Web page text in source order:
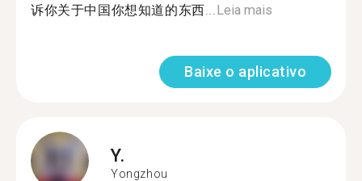
诉你关于中国你想知道的东西...Leia mais
Baixe o aplicativo
Y.
Yongzhou